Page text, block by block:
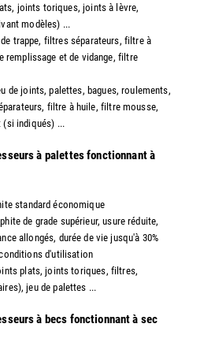
joints toriques, joints à lèvre,
modèles) ...
trappe, filtres séparateurs, filtre à
remplissage et de vidange, filtre
de joints, palettes, bagues, roulements,
filtre à huile, filtre mousse,
(si indiqués) ...
à palettes fonctionnant à
standard économique
de grade supérieur, usure réduite,
allongés, durée de vie jusqu'à 30%
d'utilisation
plats, joints toriques, filtres,
jeu de palettes ...
à becs fonctionnant à sec